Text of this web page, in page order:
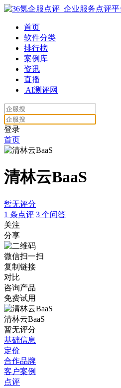
首页
软件分类
排行榜
案例库
资讯
直播
AI测评网
登录
首页
清林云BaaS
暂无评分
1 条点评 3 个问答
关注
分享
微信扫一扫
复制链接
对比
咨询产品
免费试用
清林云BaaS
暂无评分
基础信息
定价
合作品牌
客户案例
点评